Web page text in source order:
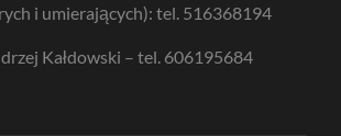
i umierających): tel. 516368194
Kałdowski – tel. 606195684